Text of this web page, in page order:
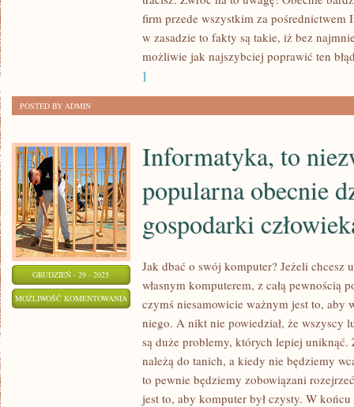
PORADZIĆ
FIRMIE?
firm przede wszystkim za pośrednictwem
w zasadzie to fakty są takie, iż bez
możliwie jak najszybciej poprawić ten
]
POSTED BY ADMIN
GRUDZIEŃ - 29 - 2025
MOŻLIWOŚĆ KOMENTOWANIA
NIEZWYKLE
POPULARNA
OBECNIE
DZIEDZINA
Informatyka, to
popularna obecnie
gospodarki
Jak dbać o swój komputer? Jeżeli chcesz
własnym komputerem, z całą pewnością
czymś niesamowicie ważnym jest to, aby
niego. A nikt nie powiedział, że wszyscy
są duże problemy, których lepiej uniknąć.
należą do tanich, a kiedy nie będziemy
to pewnie będziemy zobowiązani
jest to, aby komputer był czysty. W